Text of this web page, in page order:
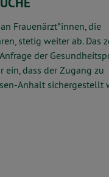
Frauenärzt*innen, die
stetig weiter ab. Das
der
ein, dass der Zugang zu
Anhalt sichergestellt